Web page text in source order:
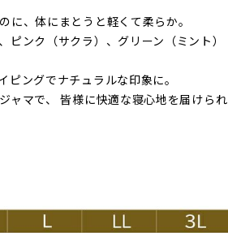
に、体にまとうと軽くて柔らか。
ンク（サクラ）、グリーン（ミント）
ングでナチュラルな印象に。
ャマで、 皆様に快適な寝心地を届けられ